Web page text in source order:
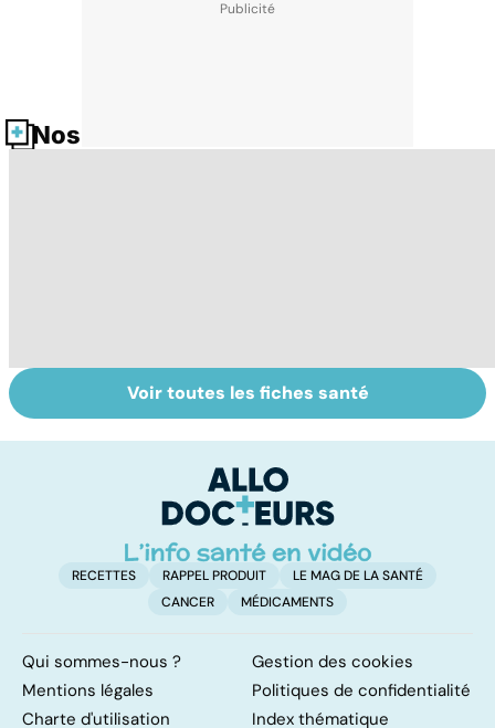
Nos fiches santé
Suicide : prévenir
le passage à
Un rhume, ça se
soigne ?
Voir toutes les fiches santé
RECETTES RAPPEL PRODUIT
LE MAG DE LA SANTÉ
CANCER
MÉDICAMENTS
Qui sommes-nous ?
Gestion des cookies
Mentions légales
Politiques de confidentialité
Charte d'utilisation
Index thématique